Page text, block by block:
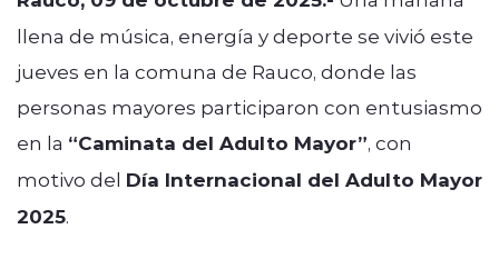
llena de música, energía y deporte se vivió este
jueves en la comuna de Rauco, donde las
personas mayores participaron con entusiasmo
en la “Caminata del Adulto Mayor”, con
motivo del Día Internacional del Adulto Mayor
2025.